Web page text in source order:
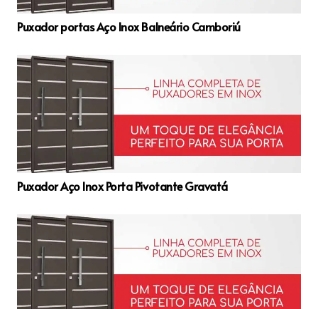
Puxador portas Aço Inox Balneário Camboriú
Puxador Aço Inox Porta Pivotante Gravatá